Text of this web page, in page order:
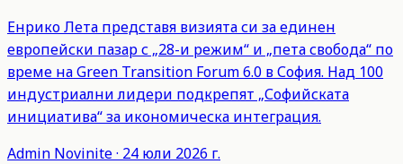
Енрико Лета представя визията си за единен
европейски пазар с „28-и режим“ и „пета свобода“ по
време на Green Transition Forum 6.0 в София. Над 100
индустриални лидери подкрепят „Софийската
инициатива“ за икономическа интеграция.
Admin Novinite· 24 юли 2026 г.